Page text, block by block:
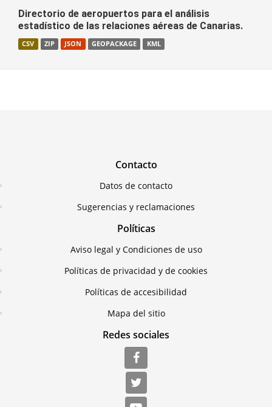
Directorio de aeropuertos para el análisis
estadístico de las relaciones aéreas de Canarias.
CSV ZIP JSON GEOPACKAGE KML
Contacto
Datos de contacto
Sugerencias y reclamaciones
Políticas
Aviso legal y Condiciones de uso
Políticas de privacidad y de cookies
Políticas de accesibilidad
Mapa del sitio
Redes sociales